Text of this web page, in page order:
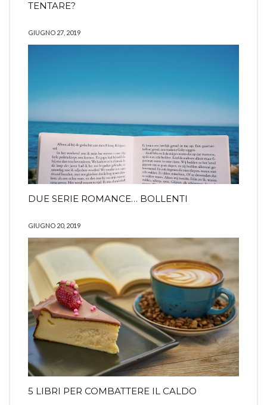
TENTARE?
GIUGNO 27, 2019
DUE SERIE ROMANCE… BOLLENTI
GIUGNO 20, 2019
5 LIBRI PER COMBATTERE IL CALDO